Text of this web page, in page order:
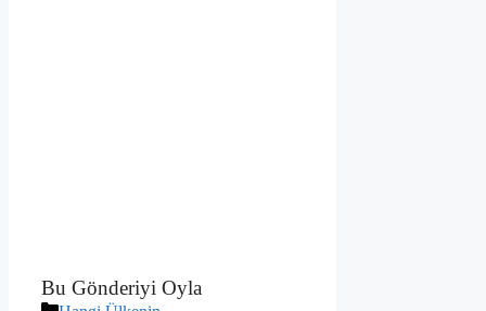
Bu Gönderiyi Oyla